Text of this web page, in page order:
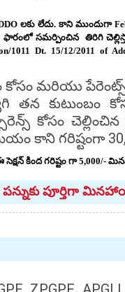
లకు లేదు. కాని ముందుగా
ఫారంలో సమర్పించిన తిరిగి
Dt. 15/12/2011 of
కోసం మరియు
కుటుంబం
కోసం
కాని గరిష్టంగా
కింద గరిష్టం గా 5,000/-
పూర్తిగా